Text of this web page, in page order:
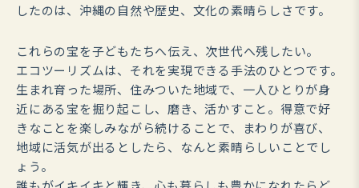
したのは、沖縄の自然や歴史、文化の素晴らしさです。
これらの宝を子どもたちへ伝え、次世代へ残したい。
エコツーリズムは、それを実現できる手法のひとつです。
生まれ育った場所、住みついた地域で、一人ひとりが身
近にある宝を掘り起こし、磨き、活かすこと。得意で好
きなことを楽しみながら続けることで、まわりが喜び、
地域に活気が出るとしたら、なんと素晴らしいことでし
ょう。